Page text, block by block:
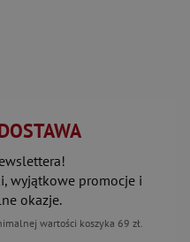
wyjątkowe promocje i
okazje.
wartości koszyka 69 zł.